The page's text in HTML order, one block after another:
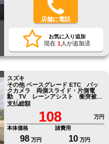
店舗に電話
お気に入り追加
現在 1 人が追加済
スズキ
その他 ベースグレード ETC バッ
クカメラ 両側スライド・片側電
動 TV レーンアシスト 衝突被害
軽減システム
支払総額
108
万円
本体価格
98 万円
諸費用
10 万円